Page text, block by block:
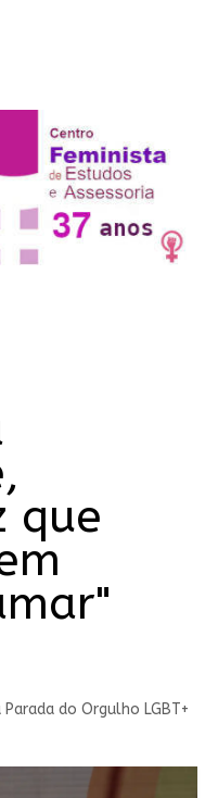
que
do Orgulho LGBT+